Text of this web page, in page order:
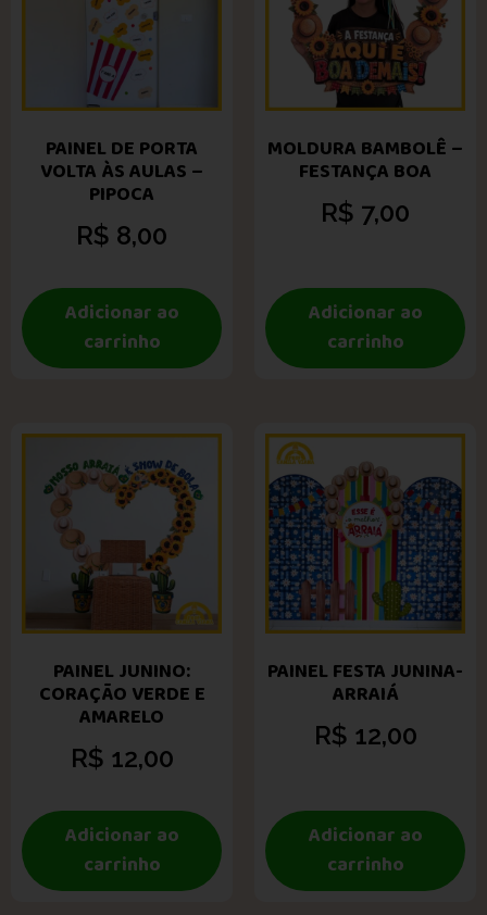
PAINEL DE PORTA
VOLTA ÀS AULAS –
PIPOCA
R$ 8,00
Adicionar ao
carrinho
MOLDURA BAMBOLÊ –
FESTANÇA BOA
R$ 7,00
Adicionar ao
carrinho
PAINEL JUNINO:
CORAÇÃO VERDE E
AMARELO
R$ 12,00
Adicionar ao
carrinho
PAINEL FESTA JUNINA-
ARRAIÁ
R$ 12,00
Adicionar ao
carrinho